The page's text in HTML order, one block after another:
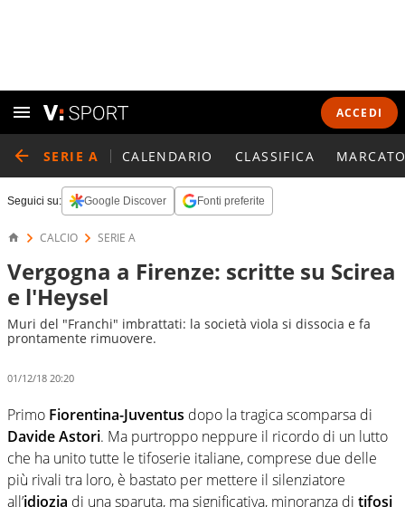
ACCEDI
SERIE A CALENDARIO CLASSIFICA
Seguici su: Google Discover Fonti preferite
CALCIO SERIE A
Vergogna a Firenze: scritte su Scirea
e l'Heysel
Muri del "Franchi" imbrattati: la società viola si dissocia e fa
prontamente rimuovere.
01/12/18 20:20
Primo Fiorentina-Juventus dopo la tragica scomparsa di
Davide Astori. Ma purtroppo neppure il ricordo di un lutto
che ha unito tutte le tifoserie italiane, comprese due delle
più rivali tra loro, è bastato per mettere il silenziatore
all’idiozia di una sparuta, ma significativa, minoranza di tifosi